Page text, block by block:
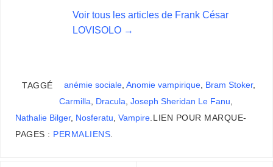
Voir tous les articles de Frank César
LOVISOLO →
TAGGÉ anémie sociale, Anomie vampirique, Bram Stoker,
Carmilla
Dracula Joseph Sheridan Le Fanu
Nathalie Bilger, Nosferatu ,Vampire LIEN POUR MARQUE-
PAGES : PERMALIENS